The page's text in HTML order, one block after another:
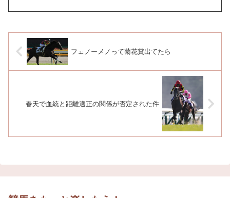
フェノーメノって菊花賞出てたら
春天で血統と距離適正の関係が否定された件